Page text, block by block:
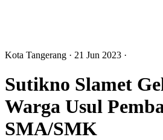
Kota Tangerang · 21 Jun 2023 ·
Sutikno Slamet
Warga Usul
SMA/SMK